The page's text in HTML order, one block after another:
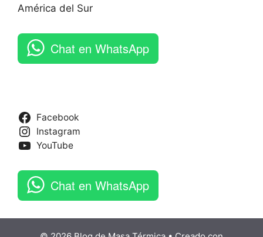
América del Sur
Chat en WhatsApp
Facebook
Instagram
YouTube
Chat en WhatsApp